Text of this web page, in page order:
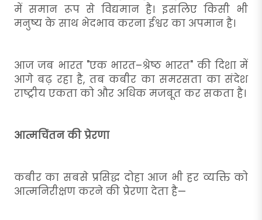
में समान रूप से विद्यमान है। इसलिए किसी भी
मनुष्य के साथ भेदभाव करना ईश्वर का अपमान है।
आज जब भारत "एक भारत–श्रेष्ठ भारत" की दिशा में
आगे बढ़ रहा है, तब कबीर का समरसता का संदेश
राष्ट्रीय एकता को और अधिक मजबूत कर सकता है।
आत्मचिंतन की प्रेरणा
कबीर का सबसे प्रसिद्ध दोहा आज भी हर व्यक्ति को
आत्मनिरीक्षण करने की प्रेरणा देता है—